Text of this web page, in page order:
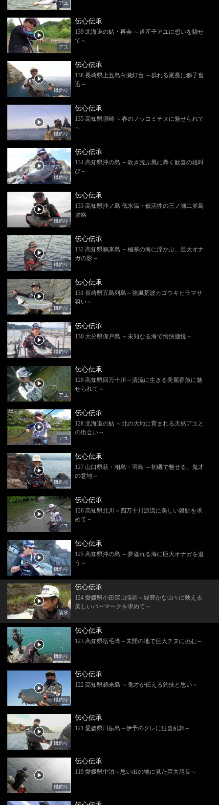
アユ
アユ
伝心伝承
139 北海道の鮎・再会 ～道産子アユに想いを馳せ
て～
磯釣り
伝心伝承
138 長崎県上五島白瀬灯台 ～群れる尾長に獅子奮
迅～
磯釣り
伝心伝承
135 高知県須崎 ～春のノッコミチヌに魅せられて
～
磯釣り
伝心伝承
134 高知県沖の島 ～吹き荒ぶ風に轟く歓喜の雄叫
び～
磯釣り
伝心伝承
133 高知県沖ノ島 低水温・低活性の三ノ瀬二並島
攻略
磯釣り
伝心伝承
132 高知県鵜来島 ～極寒の海に浮かぶ、巨大オナ
ガの影～
磯釣り
伝心伝承
131 長崎県五島列島～強風荒波カゴウキヒラマサ
狙い～
磯釣り
伝心伝承
130 大分県保戸島 ～未知なる海で愉快適悦～
アユ
伝心伝承
129 高知県四万十川～清流に生きる美麗香魚に魅
せられて～
アユ
伝心伝承
128 北海道の鮎 ～北の大地に育まれる天然アユと
の出会い～
磯釣り
伝心伝承
127 山口県萩・相島・羽島 ～初磯で魅せる、鬼才
の意地～
アユ
伝心伝承
126 高知県北川～四万十川源流に美しい銀鮎を求
めて～
磯釣り
伝心伝承
125 高知県沖の島 ～夢溢れる海に巨大オナガを追
う～
淡水
伝心伝承
124 愛媛県小田深山渓谷～緑豊かな山々に映える
美しいパーマークを求めて～
磯釣り
伝心伝承
123 高知県宿毛湾～未開の地で巨大チヌに挑む～
磯釣り
伝心伝承
122 高知県鵜来島 ～鬼才が伝える釣技と思い～
磯釣り
伝心伝承
121 愛媛県日振島～伊予のグレに狂喜乱舞～
磯釣り
伝心伝承
119 愛媛県中泊～思い出の地に見た巨大尾長～